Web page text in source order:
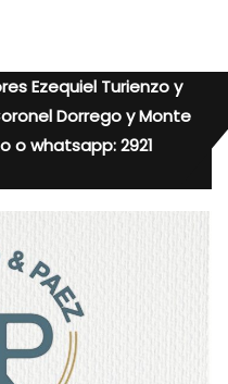
Ezequiel Turienzo y
Dorrego y Monte
o whatsapp: 2921